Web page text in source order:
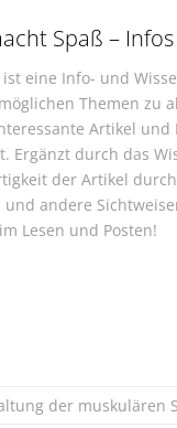
Spaß –
eine Info- und
Themen zu
Artikel und
Ergänzt durch das
der Artikel
und andere
Lesen und Posten!
der muskulären